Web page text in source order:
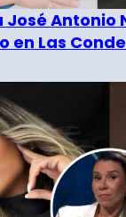
José Antonio
en Las